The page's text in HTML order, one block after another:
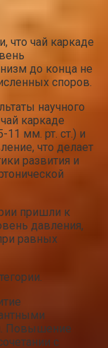
что чай каркаде
до конца не
споров.
научного
каркаде
11 мм. рт. ст.) и
что делает
развития и
пришли к
давления,
равных
Повышение
с